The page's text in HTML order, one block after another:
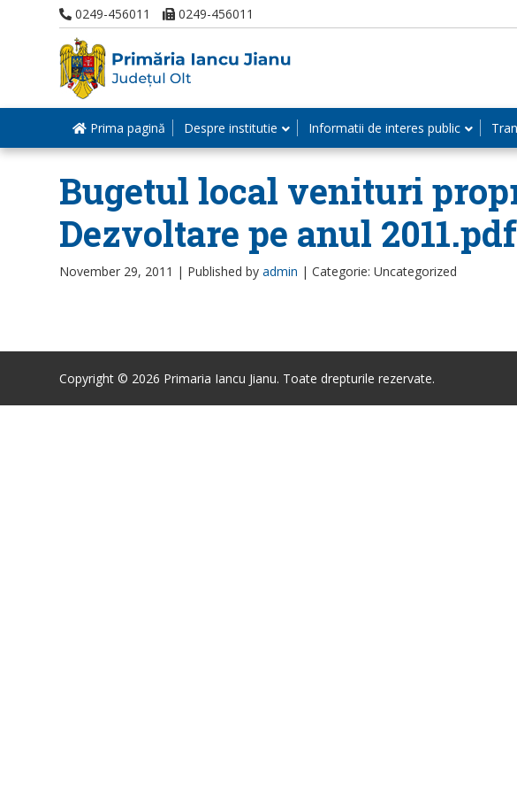
0249-456011 0249-456011
Prima pagină Despre institutie Informatii de interes public
Bugetul local venituri
Dezvoltare pe anul 2011.pdf
November 29, 2011 | Published by admin | Categorie: Uncategorized
Copyright © 2026 Primaria Iancu Jianu. Toate drepturile rezervate.